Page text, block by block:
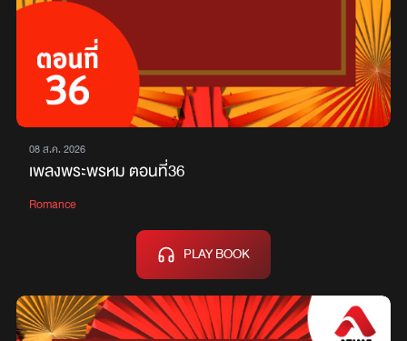
08 ส.ค. 2026
เพลงพระพรหม ตอนที่36
Romance
PLAY BOOK